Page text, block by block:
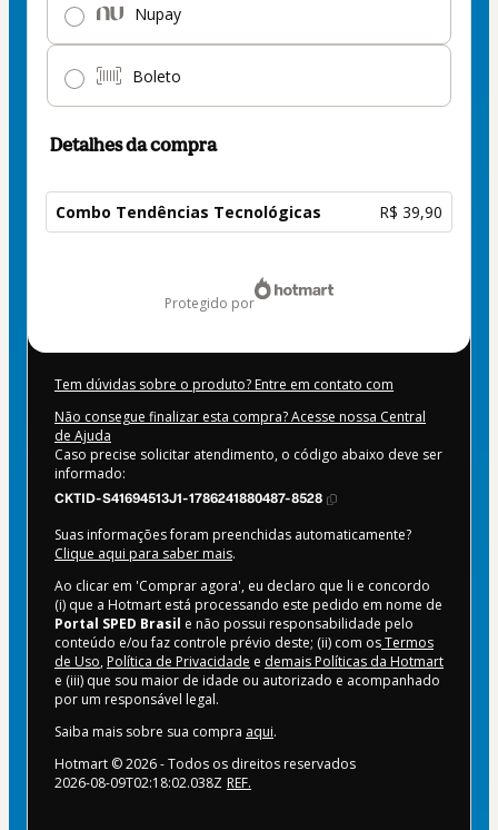
Nupay
Boleto
Detalhes da compra
Combo Tendências Tecnológicas R$ 39,90
protegido por
Tem dúvidas sobre o produto? Entre em contato com
Não consegue finalizar esta compra? Acesse nossa Central
de Ajuda
Caso precise solicitar atendimento, o código abaixo deve ser
informado:
CKTID-S41694513J1-1786241880487-8528
Suas informações foram preenchidas automaticamente?
Clique aqui para saber mais.
Ao clicar em 'Comprar agora', eu declaro que li e concordo
(i) que a Hotmart está processando este pedido em nome de
Portal SPED Brasil e não possui responsabilidade pelo
conteúdo e/ou faz controle prévio deste; (ii) com osTermos
de Uso, Política de Privacidade e demais Políticas da Hotmart
e (iii) que sou maior de idade ou autorizado e acompanhado
por um responsável legal.
Saiba mais sobre sua compra aqui.
Hotmart ©2026- Todos os direitos reservados
2026-08-09T02:18:02.038Z REF.